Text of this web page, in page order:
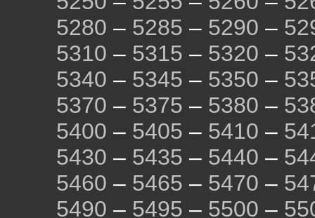
5280 – 5285 – 5290 –
5310 – 5315 – 5320 –
5340 – 5345 – 5350 –
5370 – 5375 – 5380 –
5400 – 5405 – 5410 –
5430 – 5435 – 5440 –
5460 – 5465 – 5470 –
5490 – 5495 – 5500 –